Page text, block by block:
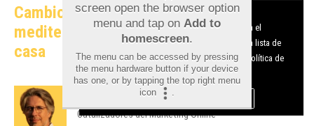
Cambio climático y ciudades
mediterráneas: cuando la teoría entra en
casa
Javier Gosende
Catalizadores del Marketing Online
screen open the browser option
menu and tap on Add to
homescreen.
The menu can be accessed by pressing
the menu hardware button if your device
has one, or by tapping the top right menu
icon
.
Aviso sobre el Uso de cookies:
Utilizamos cookies nuestras y de terceros para el
funcionamiento del digital. Puedes consultar la lista de
cookies y como desconectarlas. Ver nuestra Política de
Privacidad y Cookies
Aceptar Cookies